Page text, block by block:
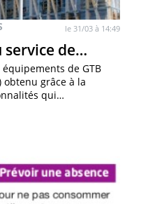
le 31/03 à 14:49
de…
de GTB
grâce à la
qui…